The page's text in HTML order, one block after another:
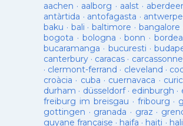
aachen · aalborg · aalst·
antàrtida · antofagasta ·
baku · bali ·baltimore · bangalore
bogota · bologna ·bonn ·
bucaramanga · bucuresti ·
canterbury · caracas · carcassonne
· clermont-ferrand · cleveland ·
croàcia · cuba · cuernavaca ·
durham · düsseldorf· edinburgh ·
freiburg im breisgau · fribourg ·
gottingen · granada · graz ·
guyane française · haifa · haiti ·